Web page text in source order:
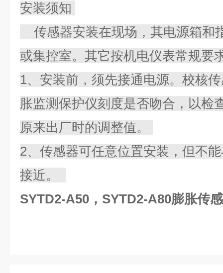
安装须知
传感器安装在现场，其电源箱和
或集控室。其它按机电仪表常规要
1、安装前，须先接通电源。校核
胀监测保护仪刻度是否吻合，以检
原来出厂时的调整值。
2、传感器可任意位置安装，但不
接近。
SYTD2-A50，SYTD2-A80膨胀传